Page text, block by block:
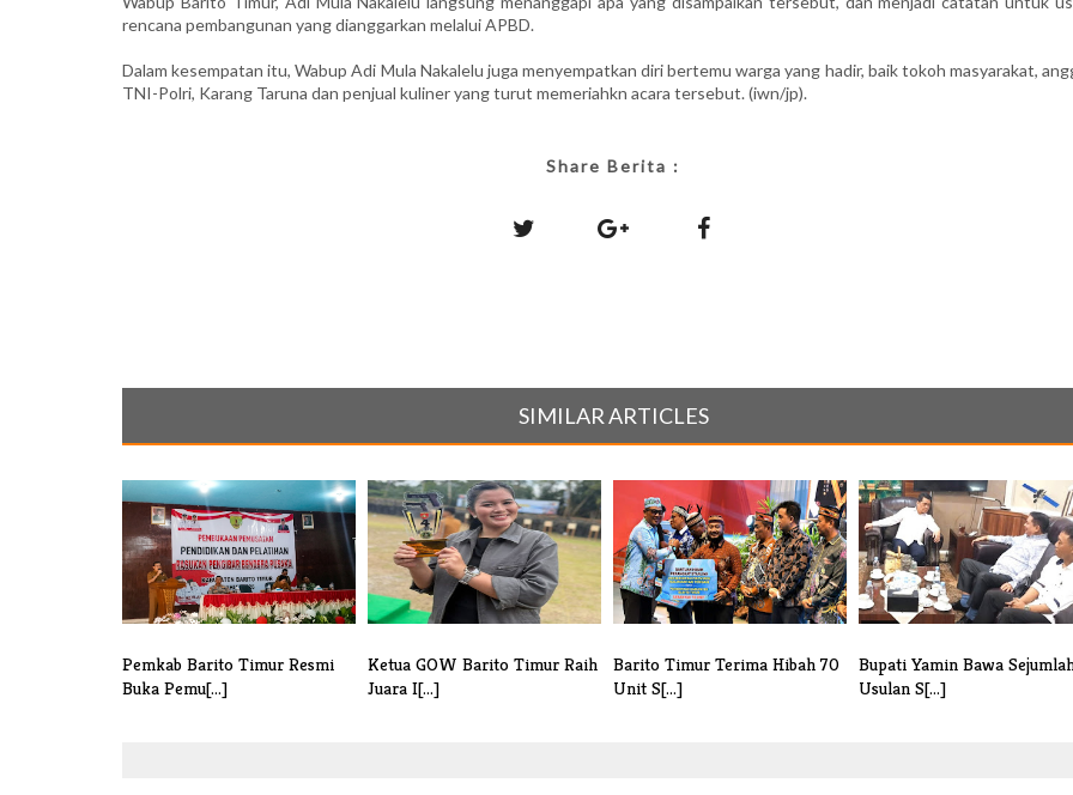
rencana pembangunan yang dianggarkan melalui APBD.
Dalam kesempatan itu, Wabup Adi Mula Nakalelu juga menyempatkan diri bertemu warga yang hadir, baik tokoh masyarakat,
TNI-Polri, Karang Taruna dan penjual kuliner yang turut memeriahkn acara tersebut. (iwn/jp).
Share Berita :
SIMILAR ARTICLES
Pemkab Barito Timur Resmi
Buka Pemu[...]
Ketua GOW Barito Timur Raih
Juara I[...]
Barito Timur Terima Hibah 70
Unit S[...]
Bupati Yamin Bawa
Usulan S[...]